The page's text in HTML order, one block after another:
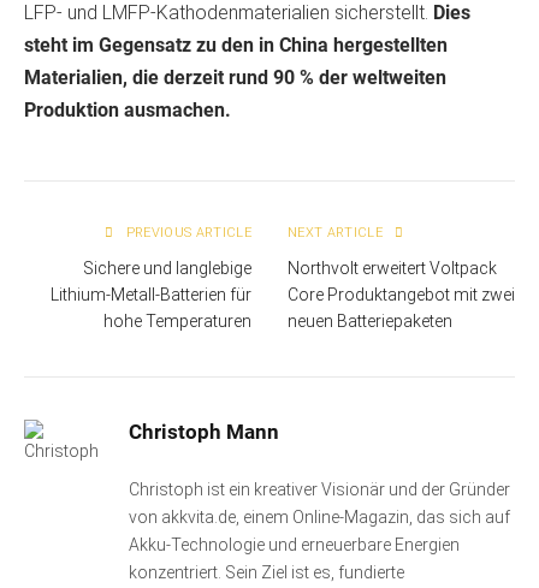
LFP- und LMFP-Kathodenmaterialien sicherstellt. Dies
steht im Gegensatz zu den in China hergestellten
Materialien, die derzeit rund 90 % der weltweiten
Produktion ausmachen.
PREVIOUS ARTICLE
Sichere und langlebige
Lithium-Metall-Batterien für
hohe Temperaturen
NEXT ARTICLE
Northvolt erweitert Voltpack
Core Produktangebot mit zwei
neuen Batteriepaketen
Christoph Mann
Christoph ist ein kreativer Visionär und der Gründer
von akkvita.de, einem Online-Magazin, das sich auf
Akku-Technologie und erneuerbare Energien
konzentriert. Sein Ziel ist es, fundierte